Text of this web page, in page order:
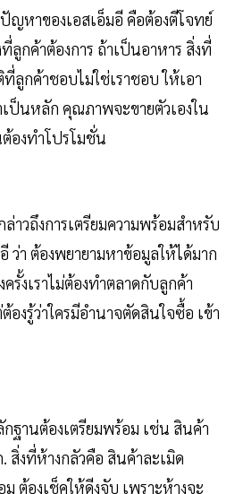
ญหาของเอสเอ็มอี คือต้องตีโจทย์
ลูกค้าต้องการ ถ้าเป็นอาหาร สิ่งที่
ลูกค้าชอบไม่ใช่เราชอบ ให้เอา
เป็นหลัก คุณภาพจะขายตัวเองใน
ต้องทำโปรโมชั่น
าวถึงการเตรียมความพร้อมสำหรับ
ว่า ต้องพยายามหาข้อมูลให้ได้มาก
รั้งเราไม่ต้องทำตลาดกับลูกค้า
งรู้ว่าใครมีอำนาจตัดสินใจซื้อ เข้า
ฐานต้องเตรียมพร้อม เช่น สินค้า
สิ่งที่ห้างกลัวคือ สินค้าละเมิด
ต้องเช็คให้ดีงจับ เพราะห้างจะ